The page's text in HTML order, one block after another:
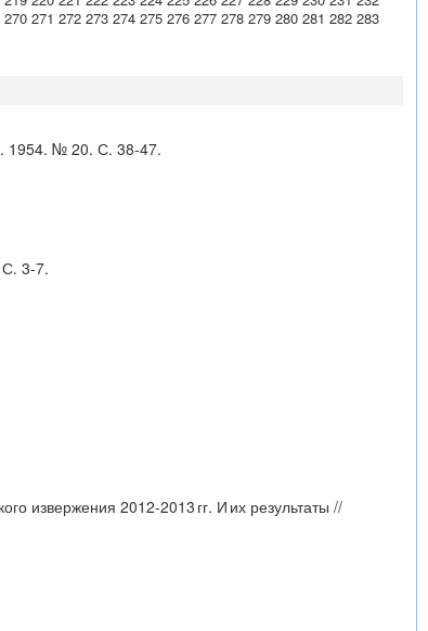
270 271 272 273 274 275 276 277 278 279 280 281 282 283
1954. № 20. С. 38-47.
3-7.
извержения 2012-2013 гг. И их результаты //